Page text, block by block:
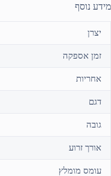
מידע נוסף
יצרן
זמן אספקה
אחריות
דגם
גובה
אורך זרוע
עומס מומלץ